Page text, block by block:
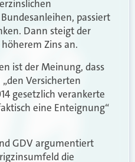
passiert
Dann steigt der
Zins an.
ist der Meinung, dass
Versicherten
gesetzlich verankerte
eine Enteignung“
GDV argumentiert
die